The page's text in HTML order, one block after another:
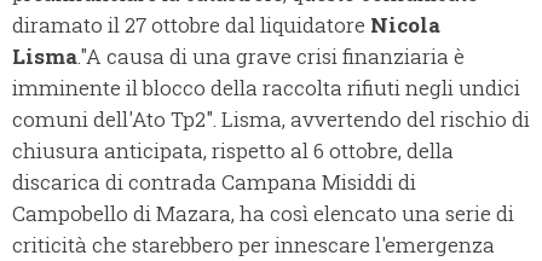
diramato il 27 ottobre dal liquidatore Nicola
Lisma."A causa di una grave crisi finanziaria è
imminente il blocco della raccolta rifiuti negli undici
comuni dell'Ato Tp2". Lisma, avvertendo del rischio di
chiusura anticipata, rispetto al 6 ottobre, della
discarica di contrada Campana Misiddi di
Campobello di Mazara, ha così elencato una serie di
criticità che starebbero per innescare l'emergenza